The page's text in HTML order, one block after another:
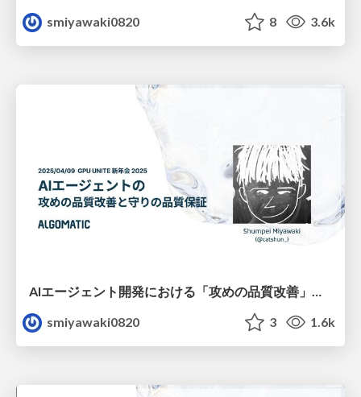
smiyawaki0820
8 3.6k
smiyawaki0820
3 1.6k